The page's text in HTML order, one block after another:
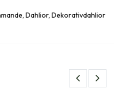
Dahlior, Dekorativdahlior